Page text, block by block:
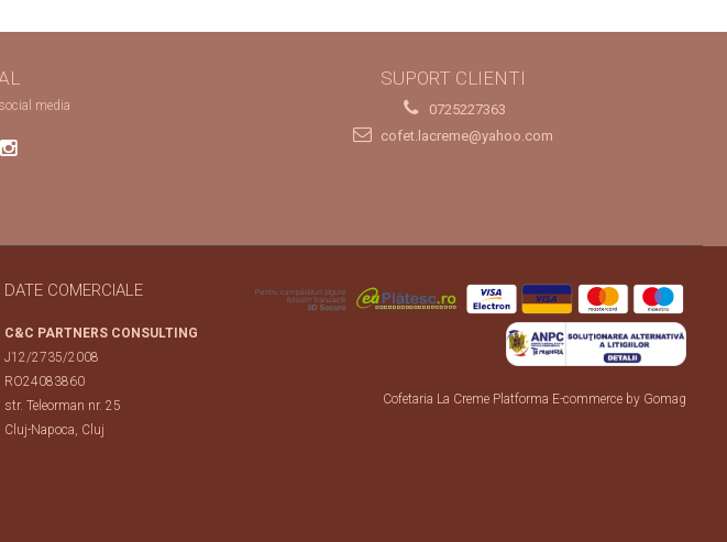
media
SUPORT CLIENTI
0725227363
cofet.lacreme@yahoo.com
DATE COMERCIALE
C&C PARTNERS CONSULTING
J12/2735/2008
RO24083860
str. Teleorman nr. 25
Cluj-Napoca, Cluj
Cofetaria La Creme Platforma E-commerce by Gomag